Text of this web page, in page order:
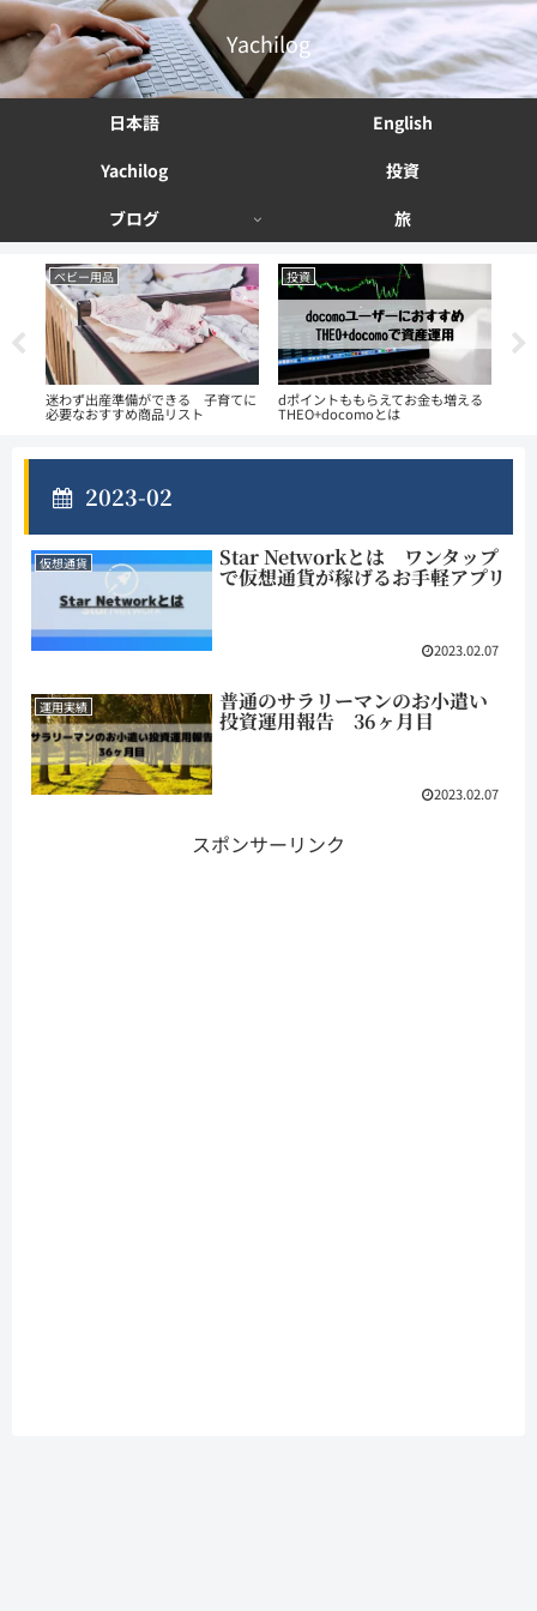
Yachilog
日本語
English
Yachilog
投資
ブログ
旅
ベビー用品
迷わず出産準備ができる 子育てに
必要なおすすめ商品リスト
投資
dポイントももらえてお金も増える
THEO+docomoとは
2023-02
仮想通貨 Star Networkとは ワンタップ
で仮想通貨が稼げるお手軽アプリ
2023.02.07
運用実績 普通のサラリーマンのお小遣い
投資運用報告 36ヶ月目
2023.02.07
スポンサーリンク